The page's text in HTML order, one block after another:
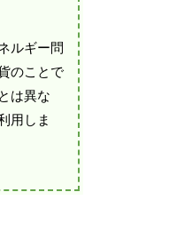
ルギー問
のことで
は異な
用しま